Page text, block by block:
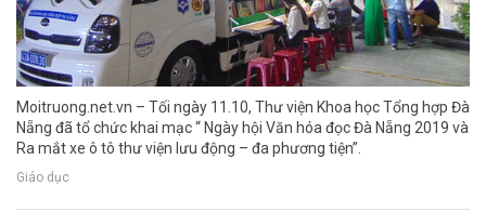
Moitruong.net.vn – Tối ngày 11.10, Thư viện Khoa học Tổng hợp Đà
Nẵng đã tổ chức khai mạc “ Ngày hội Văn hóa đọc Đà Nẵng 2019 và
Ra mắt xe ô tô thư viện lưu động – đa phương tiện”.
Giáo dục